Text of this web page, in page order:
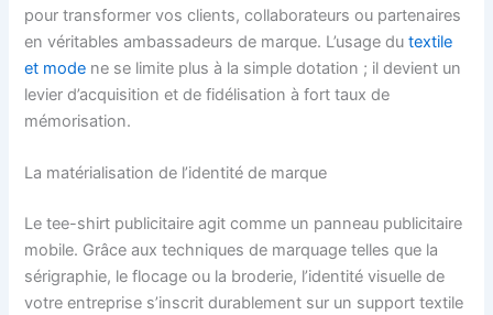
pour transformer vos clients, collaborateurs ou partenaires
en véritables ambassadeurs de marque. L’usage dutextile
et mode ne se limite plus à la simple dotation ; il devient un
levier d’acquisition et de fidélisation à fort taux de
mémorisation.
La matérialisation de l’identité de marque
Le tee-shirt publicitaire agit comme un panneau publicitaire
mobile. Grâce aux techniques de marquage telles que la
sérigraphie, le flocage ou la broderie, l’identité visuelle de
votre entreprise s’inscrit durablement sur un support textile